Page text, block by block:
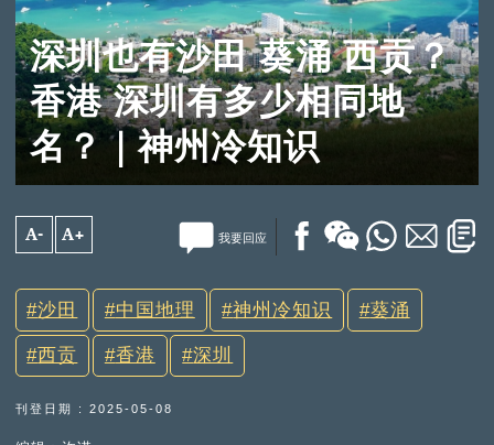
深圳也有沙田 葵涌 西贡？
香港 深圳有多少相同地
名？｜神州冷知识
A- A+ 我要回应
沙田 中国地理 神州冷知识 葵涌
西贡 香港 深圳
刊登日期 : 2025-05-08